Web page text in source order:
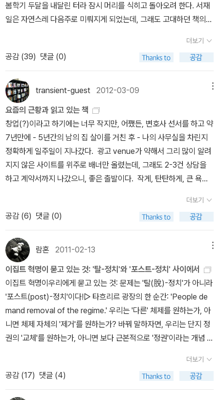
봄학기 두달을 내달린 터라 잠시 머리를 식히고 돌아오려 한다. 서재
일은 자연스레 다음주로 미뤄지게 되었는데, 그래도 고대하던 책의
로츠키의 <러시아혁명사>(아고라, 2017). 이미 2003-2004년에
풀무질에서 한 차례 출간되었었는데(최초 출간은 2001년이었다), 당
연하게도 절판된 지 오래되었다. 나도 다시 찾기 어려운 책이어서 러
시아혁명 100주년을 맞아 다시 출간되겠거니 하고 기다리던 참이다.
예상보다 일찍 나와 반갑다. 세 권으로 나왔던 책이 합본 형태로 나와
서 분량이 1040쪽에 이른다. 번역은 볼셰비키그룹이 맡았는데, 앞서
<제국주의와 전쟁>(아고라, 2016)과 <사회주의는 실패했는가>(아
고라, 2015)를 옮긴 바 있다. '트로츠키는 <러시아 혁명사>를 세 권
으로 집필했는데, 이번에 번역 출간된 이 책은 독자들의 편의를 위해
한 권으로 편집된 것이다. 이 방대한 책에서 트로츠키는 혁명 시기 계
급투쟁의 양상, 혁명의 역학, 혁명이 진행되는 동안 서로 다르면서도
전형적인 양상을 드러내는 인물들의 모습 등을 자세히 서술했다. 여
기에 더해 여성해방, 연속혁명론, 인민전선, 이중권력, 극우 쿠데타와
을 둘러싼 수많은 문제들을 담아냈다. 또한 노동계급이 스스로 자신
의 운명을 개척하는 과정을 역동적으로 그리며, 일개 농민, 병사, 노동
자 한 사람, 한 사람의 목소리를 생생하게 담아냈다.'아이작 도이처의
3부작 평전 <트로츠키>(시대의창, 2017)는 올 2월에 이미 재출간됐
었다. <러시아혁명사>까지 다시 나오니 구색은 맞춰진 듯싶다. 도이
처의 전기와 함께 분량으론 쌍벽을 이루는 로버트 서비스의 <트로츠
키>(교양인, 2014)도 같이 참고할 수 있다. 더불어 일부 품절된 트로
츠키의 자서전 <나의 생애>(범우사)도 다시 나오면 좋겠다.<러시아
속혁명>(책갈피, 2003) 등이다. 레볼루션 시리즈의 <트로츠키: 테
러리즘과 공산주의>(프레시안북, 2009)도 요긴한 책인데, 절판된
지 오래되었다(아까운 시리즈다). <러시아혁명사>는 영어판도 올초
더보기
공감 (39) 댓글 (0)
transient-guest 2012-03-09
요즘의 근황과 읽고 있는 책
창업(?)이라고 하기에는 너무 작지만, 어쨌든, 변호사 선서를 하고 약
7년만에 - 5년간의 남의 집 살이를 거친 후 - 나의 사무실을 차린지
정확하게 일주일이 지나갔다. 광고 venue가 약해서 그리 많이 알려
지지 않은 사이트를 위주로 배너만 올렸는데, 그래도 2-3건 상담을
하고 계약서까지 나갔으니, 좋은 출발이다. 작게, 탄탄하게, 큰 욕심
장과 벌어들임이면 족하지 않을까? 무엇보다 좋아하는 책을 부담없
이 읽을 수 있게 되는 정도의 경제능력이라면...(이러면서도 요즘의
불확실한 경기와 IMF를 겪은 세대답게 온갖 욕심과 은퇴후의 삶에
대한 생각으로 가득차있다능...) 틈틈히 하고 있는 책읽기. 다시 읽고
있는 책들과 함께 전한다. 스토리에 대한 몰입도가 높은 편이다. 톨
케인급의 고전은 아니지만 12권이 넘는 (각 한 권마다 엄청난 페이지
수를 자랑한다) 방대한 세계관에 걸맞는 재미를 느끼고 있다. 중반정
도에 내가 싫어하는 scene - 난 동물이 죽는 장면을 매우 싫어한다 -
이 나와서 잠시 진도를 멈추고 있는 책. 그러나 한 작가가 평생의 필
력을 기울여 창조해 낸 세계, 어쩌면 다른 차원에서 창조되어 존재하
고 있을 수도 있는, 그래서 우리가 살며시 엿보고 있는, 그런 세계를
모두 섭렵하려면 부지런하게 조금씩이라도 전진해야 한다. 기왕에
말이 나온김에 내일부터 다시 잡아야겠다. 사무실로 들고와서 일하
더보기
공감 (6) 댓글 (0)
람혼 2011-02-13
이집트 혁명이 묻고 있는 것: '탈-정치'와 '포스트-정치' 사이에서
이집트 혁명이우리에게 묻고 있는 것: 문제는 '탈(脫)-정치'가 아니라
'포스트(post)-정치'이다!▷ 타흐리르 광장의 한 순간: 'People de
mand removal of the regime.' 우리는 '다른' 체제를 원하는가, 아
니면 체제 자체의 '제거'를 원하는가? 바꿔 말하자면, 우리는 단지 정
권의 '교체'를 원하는가, 아니면 보다 근본적으로 '정권'이라는 개념 자
들과 함께, 가장 먼저 이 질문에 답해야 할 것이다. 1) E(verybody)
G(reets) Y(our) P(eople's) T(riumph)! 이것은 이집트 시민혁명
의승리를 축하하는, 이집트 인민들을 위한 나만의 메시지이다. 하지
더보기
공감 (17) 댓글 (4)